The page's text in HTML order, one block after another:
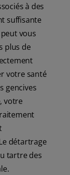
à des
suffisante
vous
plus de
votre santé
gencives
votre
détartrage
tartre des